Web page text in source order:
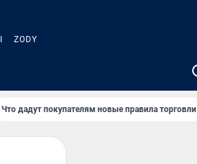
ZODY
Что дадут покупателям новые правила торговли